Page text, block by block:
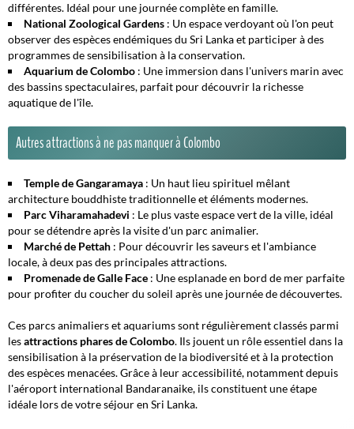
différentes. Idéal pour une journée complète en famille.
National Zoological Gardens : Un espace verdoyant où l'on peut
observer des espèces endémiques du Sri Lanka et participer à des
programmes de sensibilisation à la conservation.
Aquarium de Colombo : Une immersion dans l'univers marin avec
des bassins spectaculaires, parfait pour découvrir la richesse
aquatique de l'île.
Autres attractions à ne pas manquer à Colombo
Temple de Gangaramaya : Un haut lieu spirituel mêlant
architecture bouddhiste traditionnelle et éléments modernes.
Parc Viharamahadevi : Le plus vaste espace vert de la ville, idéal
pour se détendre après la visite d'un parc animalier.
Marché de Pettah : Pour découvrir les saveurs et l'ambiance
locale, à deux pas des principales attractions.
Promenade de Galle Face : Une esplanade en bord de mer parfaite
pour profiter du coucher du soleil après une journée de découvertes.
Ces parcs animaliers et aquariums sont régulièrement classés parmi
lesattractions phares de Colombo. Ils jouent un rôle essentiel dans la
sensibilisation à la préservation de la biodiversité et à la protection
des espèces menacées. Grâce à leur accessibilité, notamment depuis
l'aéroport international Bandaranaike, ils constituent une étape
idéale lors de votre séjour en Sri Lanka.